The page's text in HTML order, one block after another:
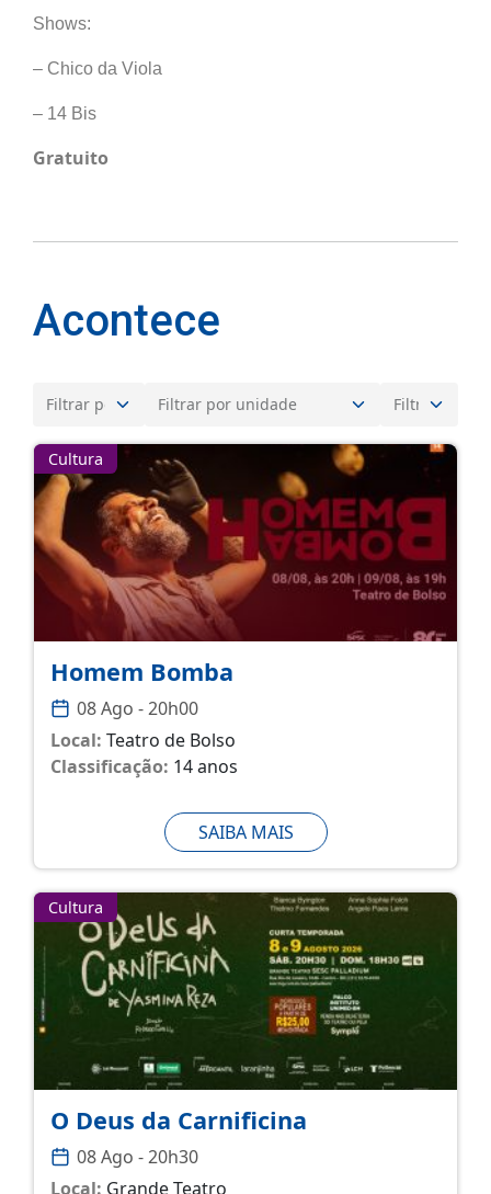
Shows:
– Chico da Viola
– 14 Bis
Gratuito
Acontece
Cultura
Homem Bomba
08 Ago - 20h00
Local: Teatro de Bolso
Classificação: 14 anos
SAIBA MAIS
Cultura
O Deus da Carnificina
08 Ago - 20h30
Local: Grande Teatro